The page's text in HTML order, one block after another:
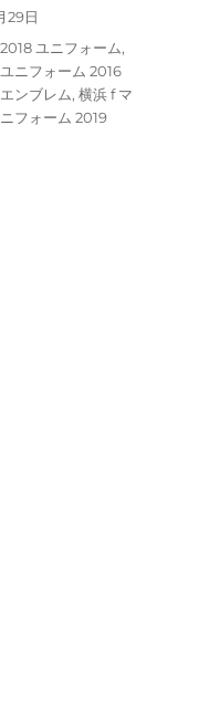
29日
ユニフォーム,
ニフォーム 2016
ンブレム, 横浜 f マ
フォーム 2019